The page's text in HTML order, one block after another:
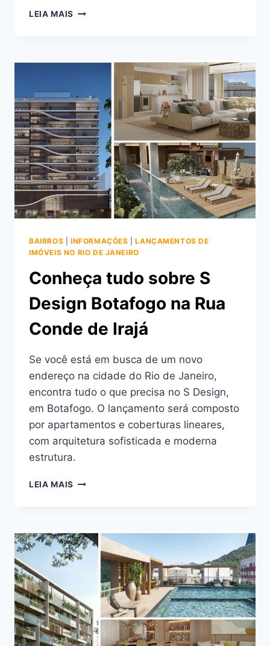
LEIA MAIS DESCUBRA
MORAR
BOTAFOGO
BAIRROS INFORMAÇÕES |LANÇAMENTOS DE
IMÓVEIS NO RIO DE JANEIRO
Conheça tudo sobre S
Design Botafogo na Rua
Conde de Irajá
Se você está em busca de um novo
endereço na cidade do Rio de Janeiro,
encontra tudo o que precisa no S Design,
em Botafogo. O lançamento será composto
por apartamentos e coberturas lineares,
com arquitetura sofisticada e moderna
estrutura.
LEIA MAIS CONHEÇA
DESIGN
BOTAFOGO
NA
CONDE
DE
IRAJÁ